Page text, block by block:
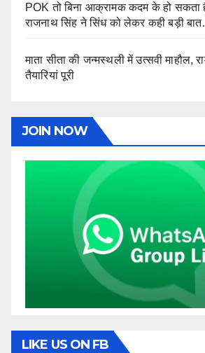
POK तो बिना आक्रामक कदम के हो सकता
राजनाथ सिंह ने सिंध को लेकर कही बड़ी
माता सीता की जन्मस्थली में उत्सवी माहौल,
तैयारियां पूरी
JOIN NOW
LIKE US ON FB